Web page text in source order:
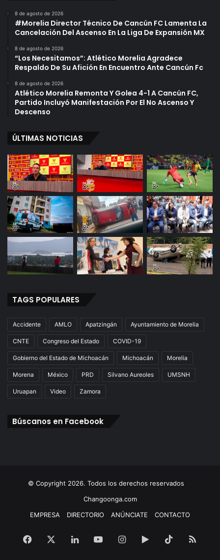
8 de agosto de 2026
#Morelia Director Técnico De Cancún FC Lamenta La
Cancelación Del Ascenso En La Liga De Expansión MX
8 de agosto de 2026
“Los Necesitamos”: Atlético Morelia Agradece
Respaldo De Su Afición En Encuentro Ante Cancún Fc
8 de agosto de 2026
Atlético Morelia Remonta Y Golea 4-1 A Cancún FC,
Partido Incluyó Manifestación Por El No Ascenso Y
Descenso
ÚLTIMAS NOTICIAS
TAGS POPULARES
Accidente AMLO Apatzingán Ayuntamiento de Morelia
CNTE Congreso del Estado COVID-19
Gobierno del Estado de Michoacán Michoacán Morelia
Morena México PRD Silvano Aureoles UMSNH
Uruapan Video Zamora
Búscanos en Facebook
© Copyright 2026. Todos los derechos reservados
Changoonga.com
EMPRESA
DIRECTORIO ANÚNCIATE CONTACTO
Facebook LinkedInYouTubeInstagram
Google TikTok